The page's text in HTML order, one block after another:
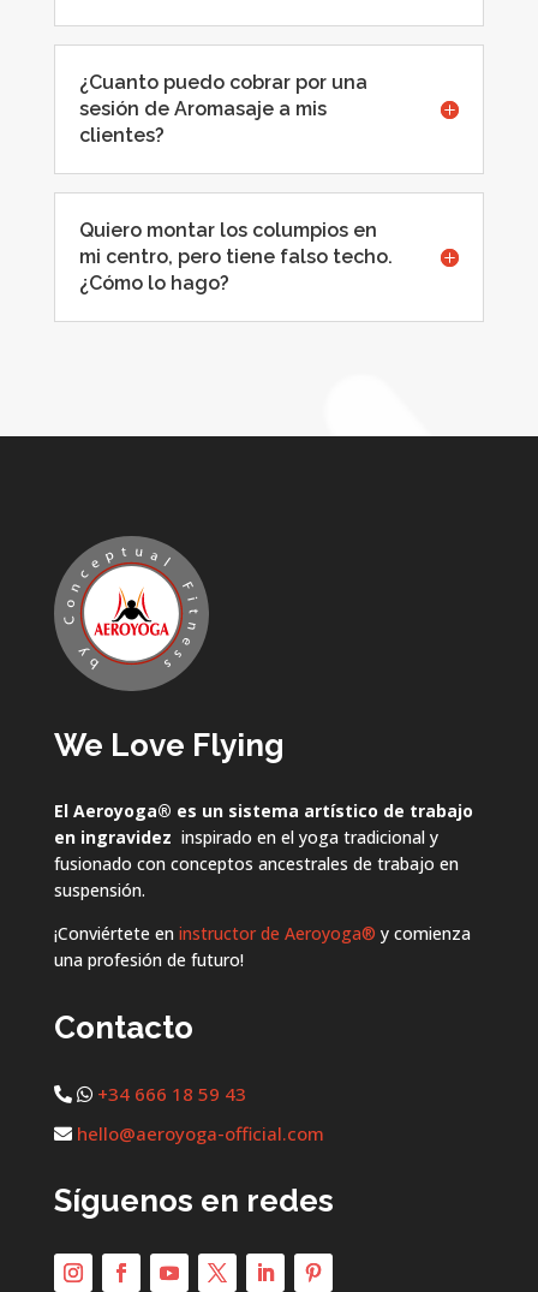
¿Cuanto puedo cobrar por una
sesión de Aromasaje a mis
clientes?
Quiero montar los columpios en
mi centro, pero tiene falso techo.
¿Cómo lo hago?
We Love Flying
El Aeroyoga® es un sistema artístico de trabajo
en ingravidez inspirado en el yoga tradicional y
fusionado con conceptos ancestrales de trabajo en
suspensión.
¡Conviértete en instructor de Aeroyoga® y comienza
una profesión de futuro!
Contacto
+34 666 18 59 43
hello@aeroyoga-official.com
Síguenos en redes